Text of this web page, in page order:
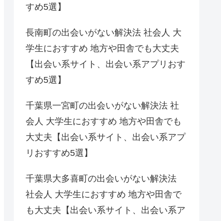
すめ5選】
長南町の出会いがない解決法 社会人 大
学生におすすめ 地方や田舎でも大丈夫
【出会い系サイト、出会い系アプリおす
すめ5選】
千葉県一宮町の出会いがない解決法 社
会人 大学生におすすめ 地方や田舎でも
大丈夫【出会い系サイト、出会い系アプ
リおすすめ5選】
千葉県大多喜町の出会いがない解決法
社会人 大学生におすすめ 地方や田舎で
も大丈夫【出会い系サイト、出会い系ア